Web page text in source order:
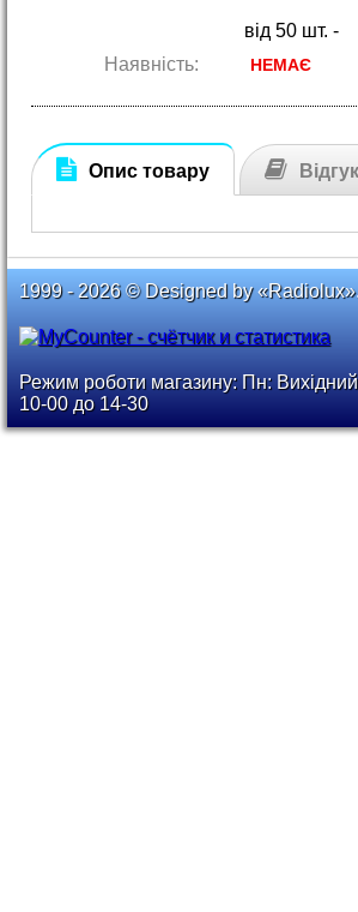
від 50 шт. -
Наявність: НЕМАЄ
Опис товару
1999 - 2026 © Designed by
Режим роботи магазину: Пн:
10-00 до 14-30